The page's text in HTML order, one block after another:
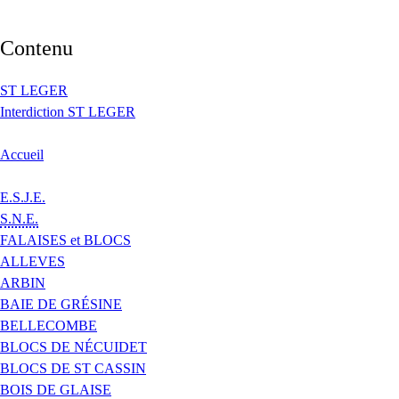
Contenu
ST LEGER
Interdiction ST LEGER
Accueil
E.S.J.E.
S.N.E.
FALAISES et BLOCS
ALLEVES
ARBIN
BAIE DE GRÉSINE
BELLECOMBE
BLOCS DE NÉCUIDET
BLOCS DE ST CASSIN
BOIS DE GLAISE